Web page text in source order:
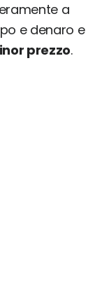
a
e denaro e
prezzo.